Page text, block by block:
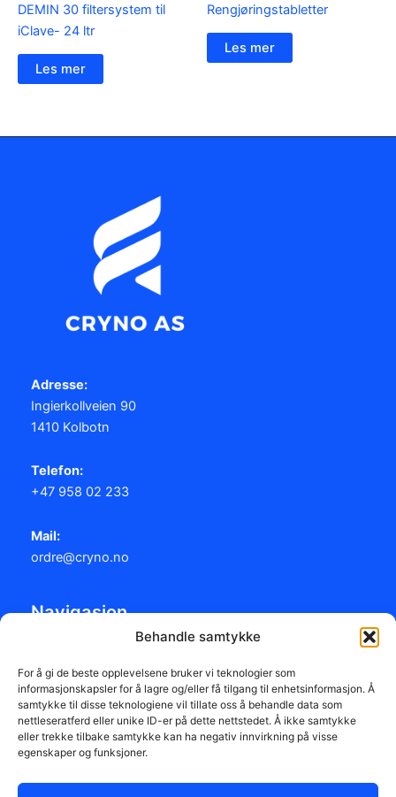
Behandle samtykke
For å gi de beste opplevelsene bruker vi teknologier som
informasjonskapsler for å lagre og/eller få tilgang til enhetsinformasjon. Å
samtykke til disse teknologiene vil tillate oss å behandle data som
nettleseratferd eller unike ID-er på dette nettstedet. Å ikke samtykke
eller trekke tilbake samtykke kan ha negativ innvirkning på visse
egenskaper og funksjoner.
DEMIN 30 filtersystem til
iClave- 24 ltr
Les mer
Rengjøringstabletter
Les mer
Adresse:
Ingierkollveien 90
1410 Kolbotn
Telefon:
+47 958 02 233
Mail:
ordre@cryno.no
Navigasjon
Dekontaminering
Sterilisering
Servicepartnere
Brukermanualer og installasjonsveiledning
Bestilling